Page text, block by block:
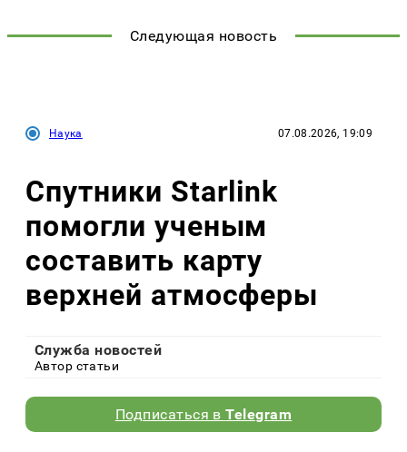
Следующая новость
Наука 07.08.2026, 19:09
Спутники Starlink
помогли ученым
составить карту
верхней атмосферы
Служба новостей
Автор статьи
Подписаться вTelegram